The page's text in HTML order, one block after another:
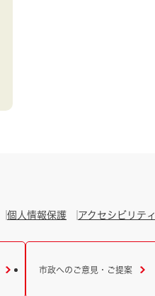
個人情報保護 アクセシビリティ
市政へのご意見・ご提案